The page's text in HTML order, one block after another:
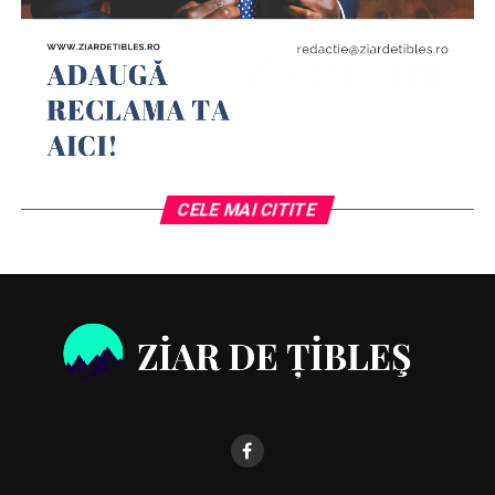
permanentă a școlii noastre de a oferi posibilitatea
elevilor să se dezvolte personal, să capete pe lângă
competențe silvice europene și competețe de
comunicare într-o limbă de circulație internațională, în
contextul unei case europene comune. Noi nu spunem
vorbe goale, chiar pregătim cetățeni europeni!Iată
identitate, consistență și notorietate Liceului silvic
orașului Năsăud și județului Bistrița -Năsăud
recunoaștere europeană cum puține licee tehnologice
Rezultate la Proiecte școlare și Concursuri naționale
CELE MAI CITITE